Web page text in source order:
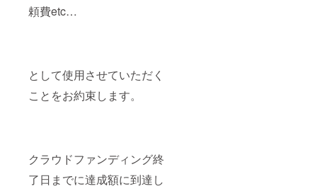
頼費etc…
として使用させていただく
ことをお約束します。
クラウドファンディング終
了日までに達成額に到達し